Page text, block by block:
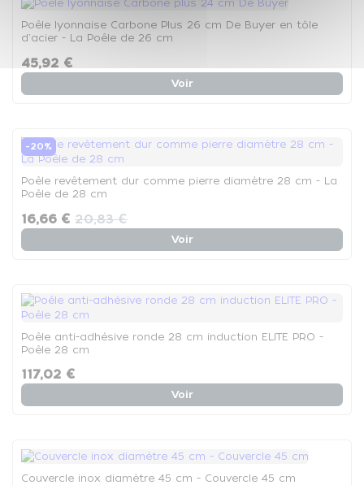
Poêle lyonnaise Carbone Plus 26 cm De Buyer en tôle
d'acier - La Poêle de 26 cm
45,92 €
Voir
-20%
Poêle revêtement dur comme pierre diamètre 28 cm - La
Poêle de 28 cm
16,66 € 20,83 €
Voir
Poêle anti-adhésive ronde 28 cm induction ELITE PRO -
Poêle 28 cm
117,02 €
Voir
Couvercle inox diamètre 45 cm - Couvercle 45 cm